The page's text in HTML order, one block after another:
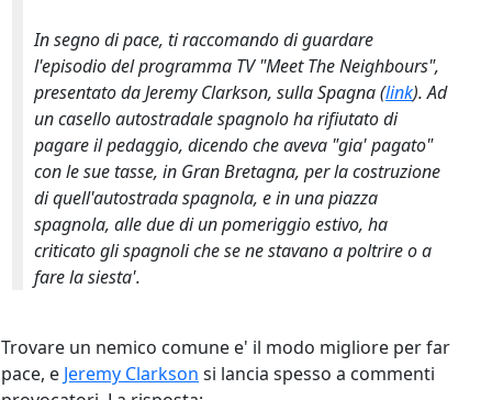
In segno di pace, ti raccomando di guardare
l'episodio del programma TV "Meet The Neighbours",
presentato da Jeremy Clarkson, sulla Spagna (link). Ad
un casello autostradale spagnolo ha rifiutato di
pagare il pedaggio, dicendo che aveva "gia' pagato"
con le sue tasse, in Gran Bretagna, per la costruzione
di quell'autostrada spagnola, e in una piazza
spagnola, alle due di un pomeriggio estivo, ha
criticato gli spagnoli che se ne stavano a poltrire o a
fare la siesta'.
Trovare un nemico comune e' il modo migliore per far
pace, e Jeremy Clarkson si lancia spesso a commenti